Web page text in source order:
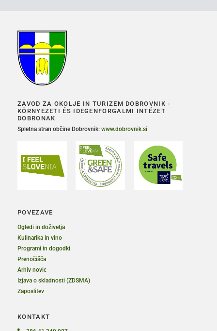
ZAVOD ZA OKOLJE IN TURIZEM DOBROVNIK -
KÖRNYEZETI ÉS IDEGENFORGALMI INTÉZET
DOBRONAK
Spletna stran občine Dobrovnik: www.dobrovnik.si
POVEZAVE
Ogledi in doživetja
Kulinarika in vino
Programi in dogodki
Prenočišča
Arhiv novic
Izjava o skladnosti (ZDSMA)
Zaposlitev
KONTAKT